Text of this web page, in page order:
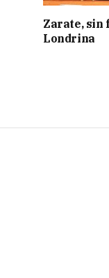
Zarate, sin
Londrina